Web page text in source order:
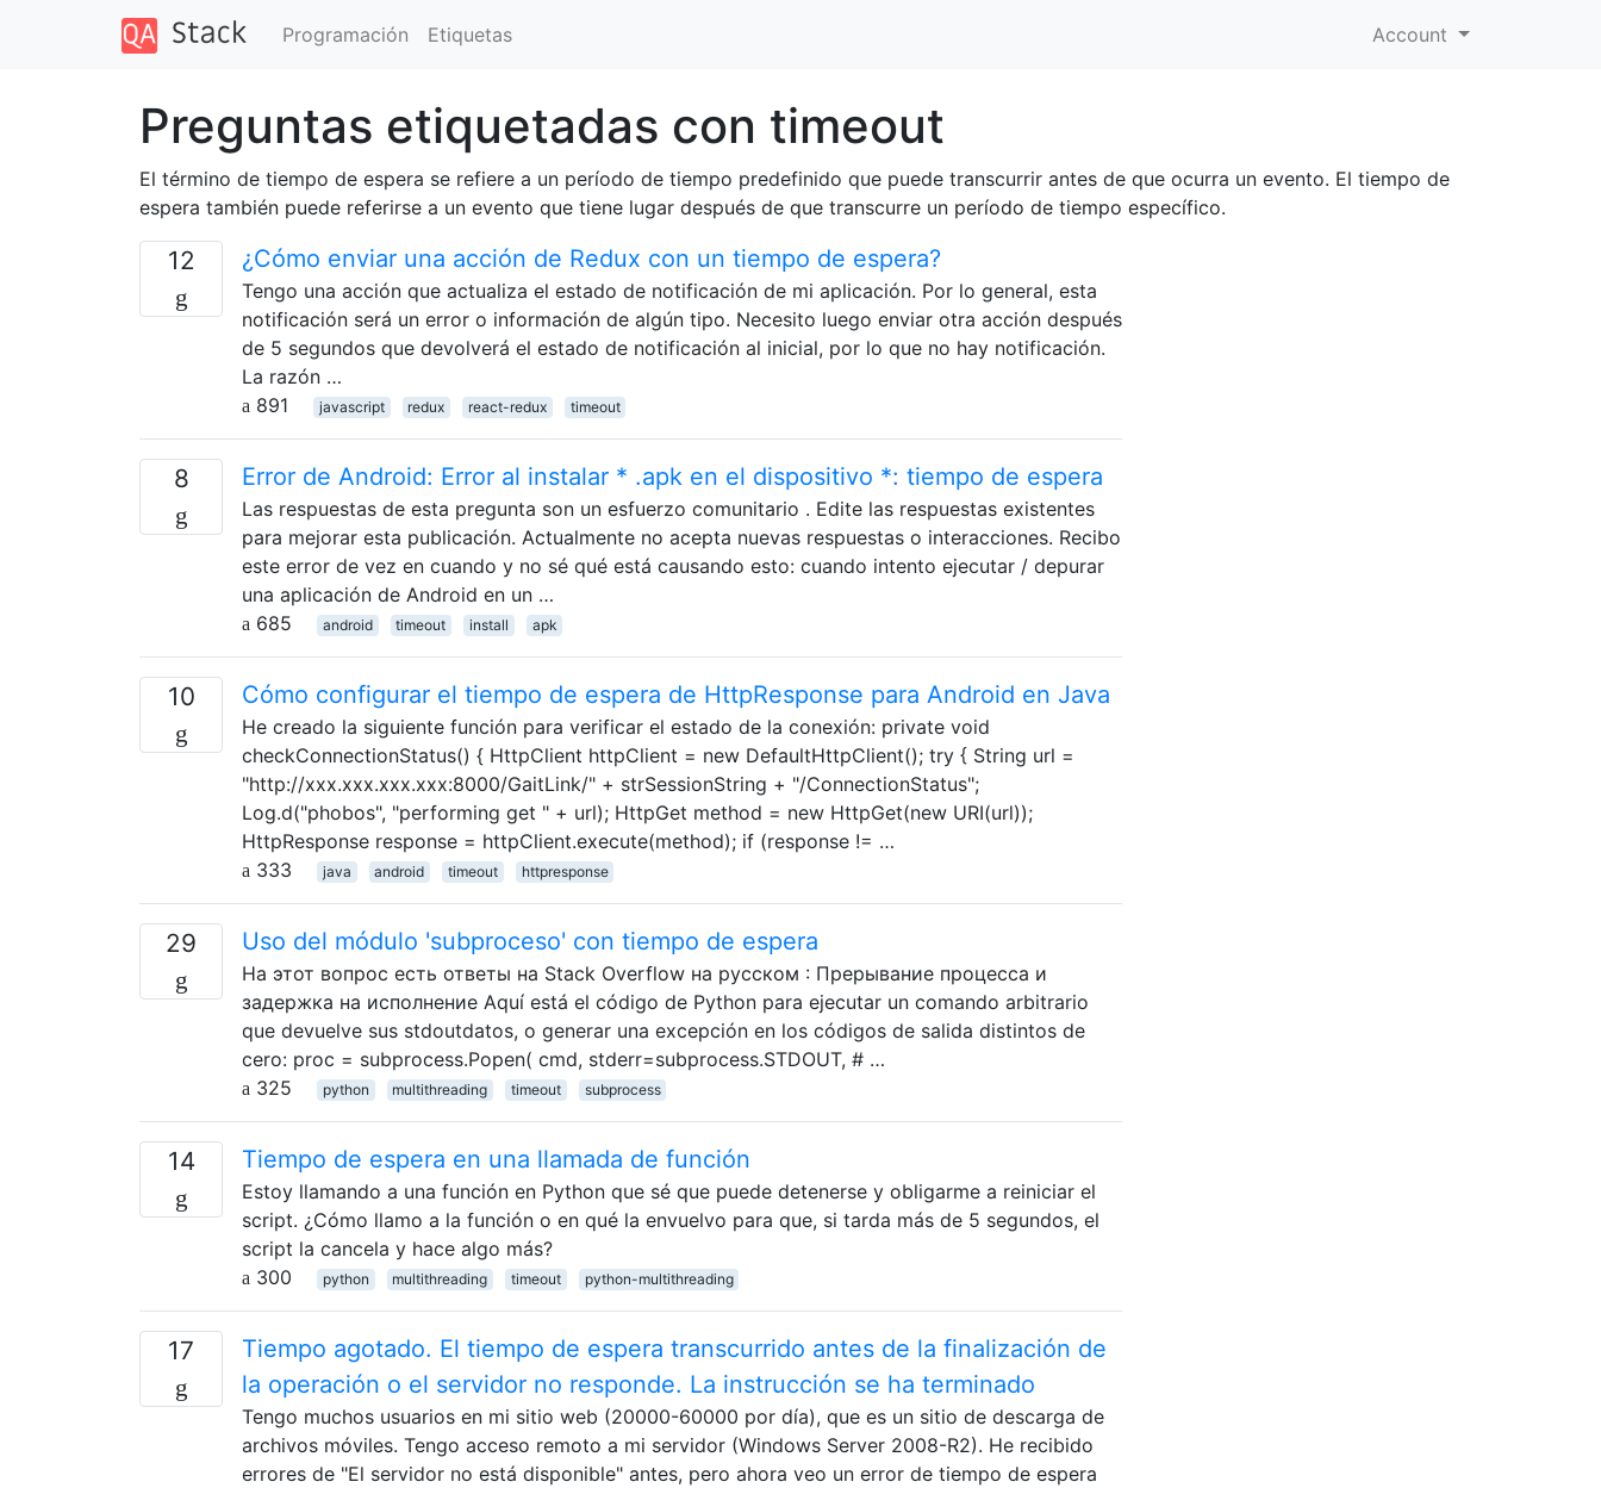
Programación Etiquetas Account
Preguntas etiquetadas con timeout
El término de tiempo de espera se refiere a un período de tiempo predefinido que puede transcurrir antes de que ocurra un evento. El tiempo de
espera también puede referirse a un evento que tiene lugar después de que transcurre un período de tiempo específico.
12 ¿Cómo enviar una acción de Redux con un tiempo de espera?
Tengo una acción que actualiza el estado de notificación de mi aplicación. Por lo general, esta
notificación será un error o información de algún tipo. Necesito luego enviar otra acción después
de 5 segundos que devolverá el estado de notificación al inicial, por lo que no hay notificación.
La razón …
891
javascript redux react-redux timeout
8 Error de Android: Error al instalar * .apk en el dispositivo *: tiempo de espera
Las respuestas de esta pregunta son un esfuerzo comunitario . Edite las respuestas existentes
para mejorar esta publicación. Actualmente no acepta nuevas respuestas o interacciones. Recibo
este error de vez en cuando y no sé qué está causando esto: cuando intento ejecutar / depurar
una aplicación de Android en un …
685
android timeout install apk
10 Cómo configurar el tiempo de espera de HttpResponse para Android en Java
He creado la siguiente función para verificar el estado de la conexión: private void
checkConnectionStatus() { HttpClient httpClient = new DefaultHttpClient(); try { String url =
"http://xxx.xxx.xxx.xxx:8000/GaitLink/" + strSessionString + "/ConnectionStatus";
Log.d("phobos", "performing get " + url); HttpGet method = new HttpGet(new URI(url));
HttpResponse response = httpClient.execute(method); if (response != …
333
java android timeout httpresponse
29 Uso del módulo 'subproceso' con tiempo de espera
На этот вопрос есть ответы на Stack Overflow на русском : Прерывание процесса и
задержка на исполнение Aquí está el código de Python para ejecutar un comando arbitrario
que devuelve sus stdoutdatos, o generar una excepción en los códigos de salida distintos de
cero: proc = subprocess.Popen( cmd, stderr=subprocess.STDOUT, # …
325
python multithreading timeout subprocess
14 Tiempo de espera en una llamada de función
Estoy llamando a una función en Python que sé que puede detenerse y obligarme a reiniciar el
script. ¿Cómo llamo a la función o en qué la envuelvo para que, si tarda más de 5 segundos, el
script la cancela y hace algo más?
300
python multithreading timeout python-multithreading
17
Tiempo agotado. El tiempo de espera transcurrido antes de la finalización de
la operación o el servidor no responde. La instrucción se ha terminado
Tengo muchos usuarios en mi sitio web (20000-60000 por día), que es un sitio de descarga de
archivos móviles. Tengo acceso remoto a mi servidor (Windows Server 2008-R2). He recibido
errores de "El servidor no está disponible" antes, pero ahora veo un error de tiempo de espera